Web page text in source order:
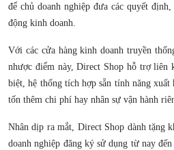
để chủ doanh nghiệp đưa các quyết
động kinh doanh.
Với các cửa hàng kinh doanh truyền
nhược điểm này, Direct Shop hỗ trợ liên
biệt, hệ thống tích hợp sẵn tính năng
tốn thêm chi phí hay nhân sự vận hành
Nhân dịp ra mắt, Direct Shop dành tặng
doanh nghiệp đăng ký sử dụng từ nay